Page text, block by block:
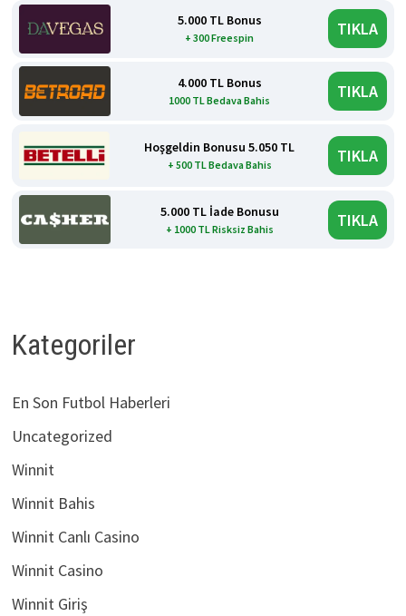
5.000 TL Bonus
+ 300 Freespin TIKLA
4.000 TL Bonus
1000 TL Bedava Bahis TIKLA
Hoşgeldin Bonusu 5.050 TL
+ 500 TL Bedava Bahis TIKLA
5.000 TL İade Bonusu
+ 1000 TL Risksiz Bahis TIKLA
Kategoriler
En Son Futbol Haberleri
Uncategorized
Winnit
Winnit Bahis
Winnit Canlı Casino
Winnit Casino
Winnit Giriş